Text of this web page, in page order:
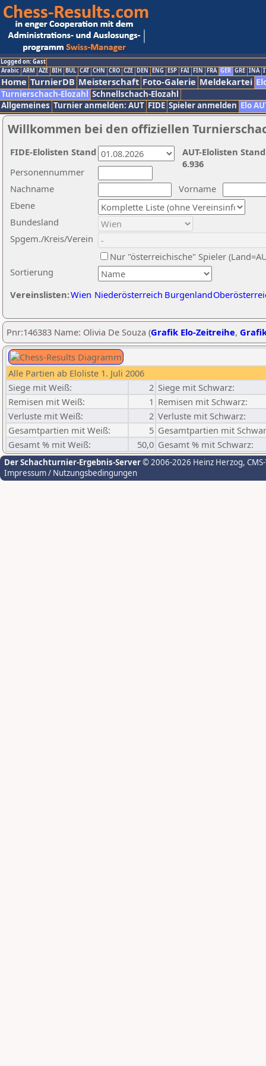
Logged on: Gast
Arabic ARM AZE BIH BUL CAT CHN CRO CZE DEN ENG ESP FAI FIN FRA GER GRE INA
Home TurnierDB Meisterschaft Foto-Galerie Meldekartei
Turnierschach-Elozahl Schnellschach-Elozahl
Allgemeines Turnier anmelden: AUT FIDE Spieler anmelden Elo
Willkommen bei den offiziellen
Nachname
Vorname
Ebene
Sortierung
Personennummer
Bundesland
Spgem./Kreis/Verein
Nur "österreichische" Spieler
Vereinslisten:Wien Niederösterreich Burgenland
AUT-Elolisten
6.936
FIDE-Elolisten Stand
Pnr:146383 Name: Olivia De Souza (Grafik Elo-Zeitreihe,
Alle Partien ab Eloliste 1. Juli 2006
Siege mit Weiß:
2 Siege mit Schwarz:
Remisen mit Weiß:
1 Remisen mit Schwarz:
Verluste mit Weiß:
2 Verluste mit Schwarz:
Gesamtpartien mit Weiß:
5 Gesamtpartien mit
Gesamt % mit Weiß:
50,0 Gesamt % mit Schwarz:
Der Schachturnier-Ergebnis-Server© 2006-2026 Heinz Herzog,
Impressum / Nutzungsbedingungen